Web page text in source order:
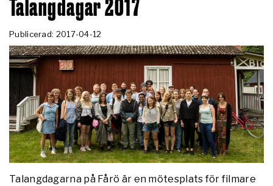
Talangdagar 2017
Publicerad: 2017-04-12
Talangdagarna på Fårö är en mötesplats för filmare